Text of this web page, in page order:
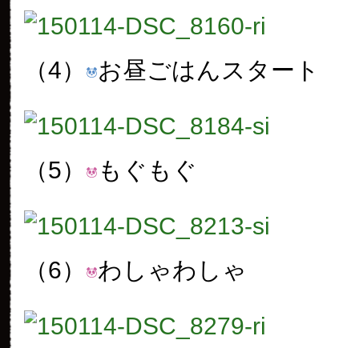
（4） お昼ごはんスタート
（5） もぐもぐ
（6） わしゃわしゃ